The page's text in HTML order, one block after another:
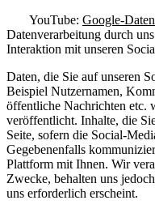
YouTube: Google-
Datenverarbeitung durch uns
Interaktion mit unseren
Daten, die Sie auf unseren
Beispiel Nutzernamen,
öffentliche Nachrichten etc.
veröffentlicht. Inhalte, die
Seite, sofern die Social-
Gegebenenfalls
Plattform mit Ihnen. Wir
Zwecke, behalten uns
uns erforderlich erscheint.